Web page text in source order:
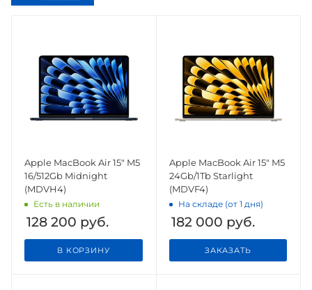
Apple MacBook Air 15" M5
16/512Gb Midnight
(MDVH4)
Есть в наличии
128 200 руб.
В КОРЗИНУ
Apple MacBook Air 15" M5
24Gb/1Tb Starlight
(MDVF4)
На складе (от 1 дня)
182 000 руб.
ЗАКАЗАТЬ